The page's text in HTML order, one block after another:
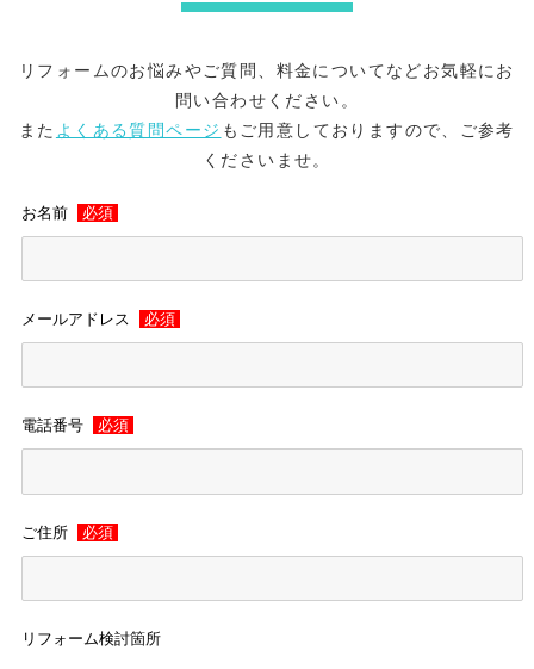
リフォームのお悩みやご質問、料金についてなどお気軽にお
問い合わせください。
また よくある質問ページ もご用意しておりますので、ご参考
くださいませ。
お名前 必須
メールアドレス 必須
電話番号 必須
ご住所 必須
リフォーム検討箇所